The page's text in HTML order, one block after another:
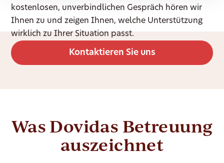
kostenlosen, unverbindlichen Gespräch hören wir
Ihnen zu und zeigen Ihnen, welche Unterstützung
wirklich zu Ihrer Situation passt.
Kontaktieren Sie uns
Was Dovidas Betreuung
auszeichnet